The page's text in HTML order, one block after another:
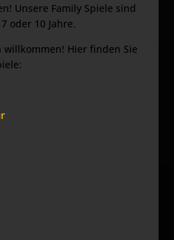
Unsere Family Spiele sind
oder 10 Jahre.
Hier finden Sie